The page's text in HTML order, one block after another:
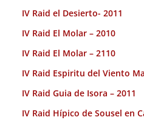
IV Raid el Desierto- 2011
IV Raid El Molar – 2010
IV Raid El Molar – 2110
IV Raid Espiritu del Viento
IV Raid Guia de Isora – 2011
IV Raid Hípico de Sousel en